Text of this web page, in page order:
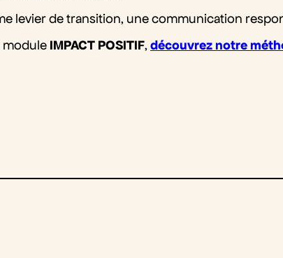
levier de transition, une communication
module IMPACT POSITIF, découvrez notre